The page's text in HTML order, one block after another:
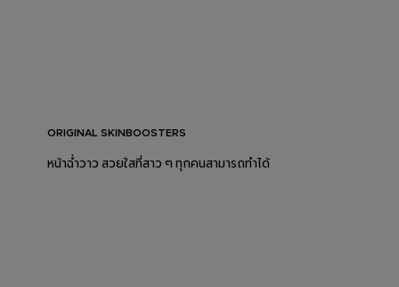
ORIGINAL SKINBOOSTERS
หน้าฉ่ำวาว สวยใสที่สาว ๆ ทุกคนสามารถทำได้